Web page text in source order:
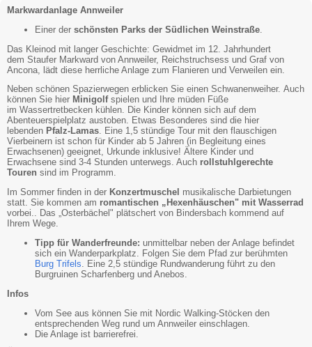
Markwardanlage Annweiler
Einer der schönsten Parks der Südlichen Weinstraße
Das Kleinod mit langer Geschichte: Gewidmet im 12. Jahrhundert
dem Staufer Markward von Annweiler, Reichstruchsess und Graf von
Ancona, lädt diese herrliche Anlage zum Flanieren und Verweilen ein.
Neben schönen Spazierwegen erblicken Sie einen Schwanenweiher. Auch
können Sie hier Minigolfspielen und Ihre müden Füße
im Wassertretbecken kühlen. Die Kinder können sich auf dem
Abenteuerspielplatz austoben. Etwas Besonderes sind die hier
lebenden Pfalz-Lamas. Eine 1,5 stündige Tour mit den flauschigen
Vierbeinern ist schon für Kinder ab 5 Jahren (in Begleitung eines
Erwachsenen) geeignet, Urkunde inklusive! Ältere Kinder und
Erwachsene sind 3-4 Stunden unterwegs. Auch rollstuhlgerechte
Touren sind im Programm.
Im Sommer finden in der Konzertmuschel musikalische Darbietungen
statt. Sie kommen am romantischen „Hexenhäuschen" mit Wasserrad
vorbei.. Das „Osterbächel" plätschert von Bindersbach kommend auf
Ihrem Wege.
Tipp für Wanderfreunde: unmittelbar neben der Anlage befindet
sich ein Wanderparkplatz. Folgen Sie dem Pfad zur berühmten
Burg Trifels . Eine 2,5 stündige Rundwanderung führt zu den
Burgruinen Scharfenberg und Anebos.
Infos
Vom See aus können Sie mit Nordic Walking-Stöcken den
entsprechenden Weg rund um Annweiler einschlagen.
Die Anlage ist barrierefrei.